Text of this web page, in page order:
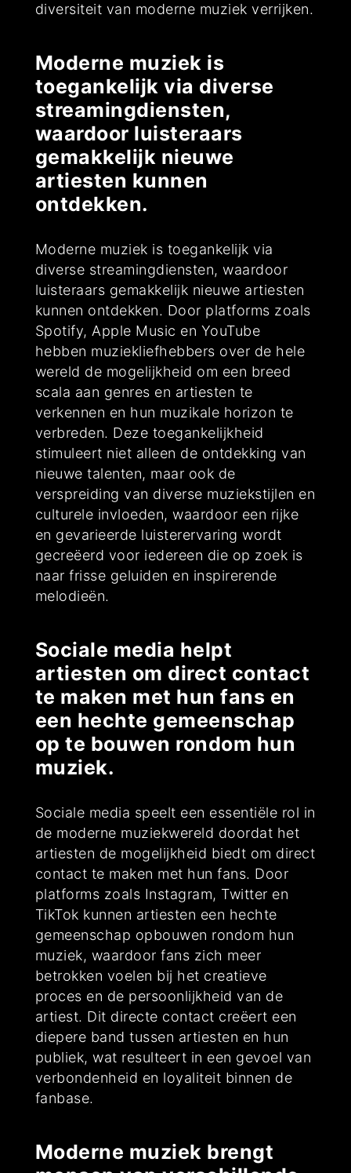
diversiteit van moderne muziek verrijken.
Moderne muziek is
toegankelijk via diverse
streamingdiensten,
waardoor luisteraars
gemakkelijk nieuwe
artiesten kunnen
ontdekken.
Moderne muziek is toegankelijk via
diverse streamingdiensten, waardoor
luisteraars gemakkelijk nieuwe artiesten
kunnen ontdekken. Door platforms zoals
Spotify, Apple Music en YouTube
hebben muziekliefhebbers over de hele
wereld de mogelijkheid om een breed
scala aan genres en artiesten te
verkennen en hun muzikale horizon te
verbreden. Deze toegankelijkheid
stimuleert niet alleen de ontdekking van
nieuwe talenten, maar ook de
verspreiding van diverse muziekstijlen en
culturele invloeden, waardoor een rijke
en gevarieerde luisterervaring wordt
gecreëerd voor iedereen die op zoek is
naar frisse geluiden en inspirerende
melodieën.
Sociale media helpt
artiesten om direct contact
te maken met hun fans en
een hechte gemeenschap
op te bouwen rondom hun
muziek.
Sociale media speelt een essentiële rol in
de moderne muziekwereld doordat het
artiesten de mogelijkheid biedt om direct
contact te maken met hun fans. Door
platforms zoals Instagram, Twitter en
TikTok kunnen artiesten een hechte
gemeenschap opbouwen rondom hun
muziek, waardoor fans zich meer
betrokken voelen bij het creatieve
proces en de persoonlijkheid van de
artiest. Dit directe contact creëert een
diepere band tussen artiesten en hun
publiek, wat resulteert in een gevoel van
verbondenheid en loyaliteit binnen de
fanbase.
Moderne muziek brengt